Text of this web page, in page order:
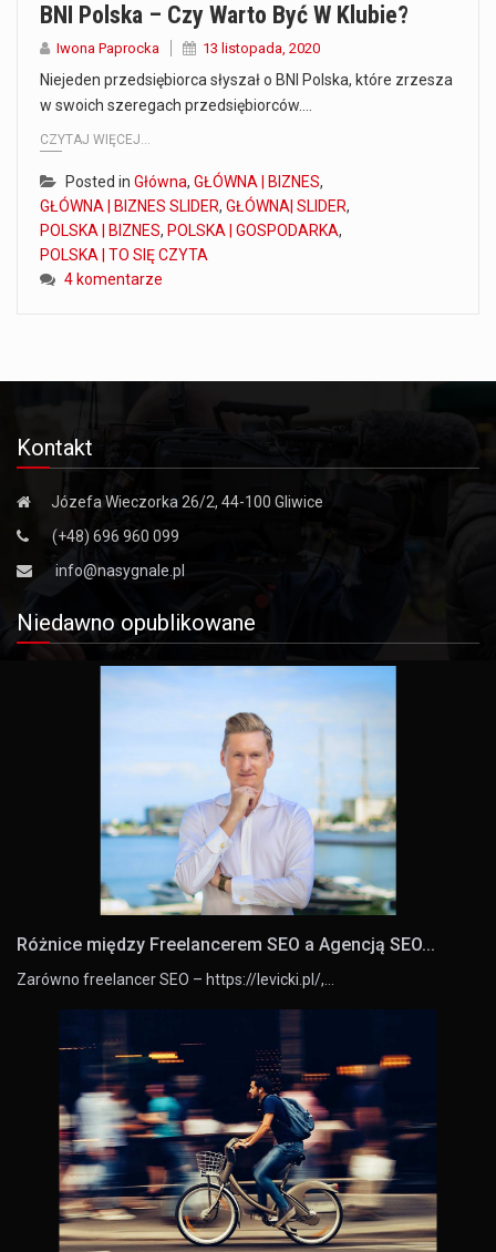
BNI Polska – Czy Warto Być W Klubie?
Iwona Paprocka 13 listopada, 2020
Niejeden przedsiębiorca słyszał o BNI Polska, które zrzesza
w swoich szeregach przedsiębiorców.…
CZYTAJ WIĘCEJ...
Posted in Główna, GŁÓWNA | BIZNES,
GŁÓWNA | BIZNES SLIDER, GŁÓWNA| SLIDER,
POLSKA | BIZNES, POLSKA | GOSPODARKA,
POLSKA | TO SIĘ CZYTA
4 komentarze
Kontakt
Józefa Wieczorka 26/2, 44-100 Gliwice
(+48) 696 960 099
info@nasygnale.pl
Niedawno opublikowane
Różnice między Freelancerem SEO a Agencją SEO...
Zarówno freelancer SEO – https://levicki.pl/,…